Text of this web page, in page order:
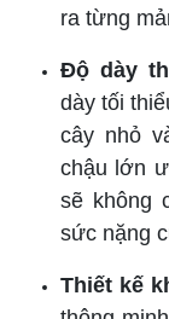
ra từng
Độ dày
dày tối
cây nhỏ
chậu lớn
sẽ không
sức nặng
Thiết kế